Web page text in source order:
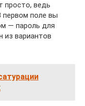
просто, ведь
первом поле вы
— пароль для
из вариантов